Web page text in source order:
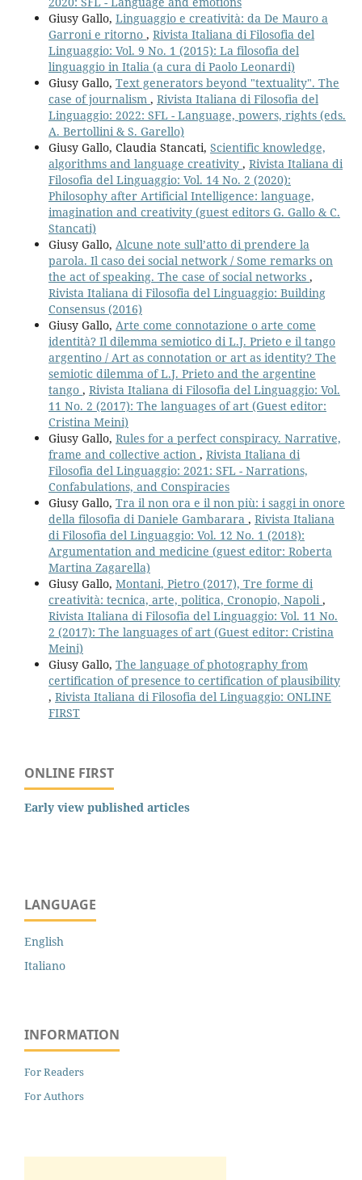
Giusy Gallo, Linguaggio e creatività: da De Mauro a
Garroni e ritorno , Rivista Italiana di Filosofia del
Linguaggio: Vol. 9 No. 1 (2015): La filosofia del
linguaggio in Italia (a cura di Paolo Leonardi)
Giusy Gallo, Text generators beyond "textuality". The
case of journalism , Rivista Italiana di Filosofia del
Linguaggio: 2022: SFL - Language, powers, rights (eds.
A. Bertollini & S. Garello)
Giusy Gallo, Claudia Stancati, Scientific knowledge,
algorithms and language creativity , Rivista Italiana di
Filosofia del Linguaggio: Vol. 14 No. 2 (2020):
Philosophy after Artificial Intelligence: language,
imagination and creativity (guest editors G. Gallo & C.
Stancati)
Giusy Gallo, Alcune note sull’atto di prendere la
parola. Il caso dei social network / Some remarks on
the act of speaking. The case of social networks ,
Rivista Italiana di Filosofia del Linguaggio: Building
Consensus (2016)
Giusy Gallo, Arte come connotazione o arte come
identità? Il dilemma semiotico di L.J. Prieto e il tango
argentino / Art as connotation or art as identity? The
semiotic dilemma of L.J. Prieto and the argentine
tango , Rivista Italiana di Filosofia del Linguaggio: Vol.
11 No. 2 (2017): The languages of art (Guest editor:
Cristina Meini)
Giusy Gallo, Rules for a perfect conspiracy. Narrative,
frame and collective action , Rivista Italiana di
Filosofia del Linguaggio: 2021: SFL - Narrations,
Confabulations, and Conspiracies
Giusy Gallo, Tra il non ora e il non più: i saggi in onore
della filosofia di Daniele Gambarara , Rivista Italiana
di Filosofia del Linguaggio: Vol. 12 No. 1 (2018):
Argumentation and medicine (guest editor: Roberta
Martina Zagarella)
Giusy Gallo, Montani, Pietro (2017), Tre forme di
creatività: tecnica, arte, politica, Cronopio, Napoli,
Rivista Italiana di Filosofia del Linguaggio: Vol. 11 No.
2 (2017): The languages of art (Guest editor: Cristina
Meini)
Giusy Gallo, The language of photography from
certification of presence to certification of plausibility
, Rivista Italiana di Filosofia del Linguaggio: ONLINE
FIRST
ONLINE FIRST
Early view published articles
LANGUAGE
English
Italiano
INFORMATION
For Readers
For Authors